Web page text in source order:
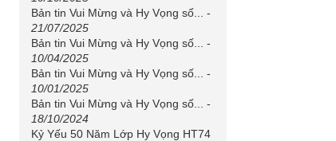
Bản tin Vui Mừng và Hy Vọng số...
-
21/07/2025
Bản tin Vui Mừng và Hy Vọng số...
-
10/04/2025
Bản tin Vui Mừng và Hy Vọng số...
-
10/01/2025
Bản tin Vui Mừng và Hy Vọng số...
-
18/10/2024
Kỷ Yếu 50 Năm Lớp Hy Vọng HT74